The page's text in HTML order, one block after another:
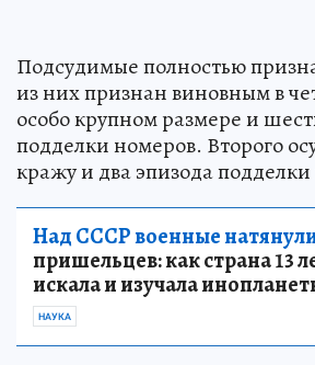
Подсудимые полностью
из них признан виновным в
особо крупном размере и
подделки номеров. Второго
кражу и два эпизода
Над СССР военные
пришельцев: как страна 13
искала и изучала
НАУКА